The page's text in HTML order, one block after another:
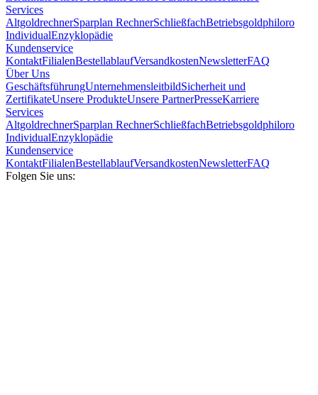
Services
AltgoldrechnerSparplan RechnerSchließfachBetriebsgoldphiloro
IndividualEnzyklopädie
Kundenservice
KontaktFilialenBestellablaufVersandkostenNewsletterFAQ
Über Uns
GeschäftsführungUnternehmensleitbildSicherheit und
ZertifikateUnsere ProdukteUnsere PartnerPresseKarriere
Services
AltgoldrechnerSparplan RechnerSchließfachBetriebsgoldphiloro
IndividualEnzyklopädie
Kundenservice
KontaktFilialenBestellablaufVersandkostenNewsletterFAQ
Folgen Sie uns: